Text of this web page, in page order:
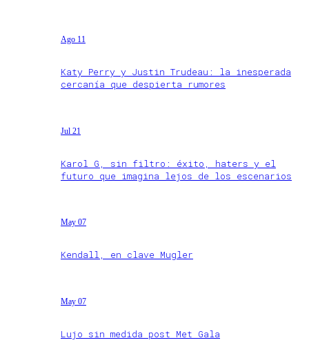
Ago 11
Katy Perry y Justin Trudeau: la inesperada
cercanía que despierta rumores
Jul 21
Karol G, sin filtro: éxito, haters y el
futuro que imagina lejos de los escenarios
May 07
Kendall, en clave Mugler
May 07
Lujo sin medida post Met Gala